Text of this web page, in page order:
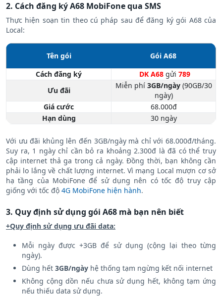
2. Cách đăng ký A68 MobiFone qua SMS
Thực hiện soạn tin theo cú pháp sau để đăng ký gói A68 của
Local:
Tên gói
Gói A68
Cách đăng ký
DK A68 gửi 789
Ưu đãi
Miễn phí 3GB/ngày(90GB/30
ngày)
Giá cước
68.000đ
Hạn dùng
30 ngày
Với ưu đãi khủng lên đến 3GB/ngày mà chỉ với 68.000đ/tháng.
Suy ra, 1 ngày chỉ cần bỏ ra khoảng 2.300đ là đã có thể truy
cập internet thả ga trong cả ngày. Đồng thời, bạn không cần
phải lo lắng về chất lượng internet. Vì mạng Local mượn cơ sở
hạ tầng của MobiFone để sử dụng nên có tốc độ truy cập
giống với tốc độ 4G MobiFone hiện hành.
3. Quy định sử dụng gói A68 mà bạn nên biết
+Quy định sử dụng ưu đãi data:
Mỗi ngày được +3GB để sử dụng (cộng lại theo từng
ngày).
Dùng hết 3GB/ngày hệ thống tạm ngừng kết nối internet
Không cộng dồn nếu chưa sử dụng hết, không tạm ứng
nếu thiếu data sử dụng.